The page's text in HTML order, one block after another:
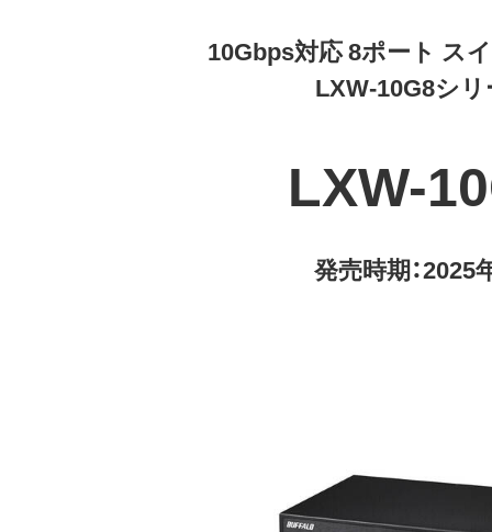
10Gbps対応 8ポート ス
LXW-10G8シ
LXW-
発売時期：2025